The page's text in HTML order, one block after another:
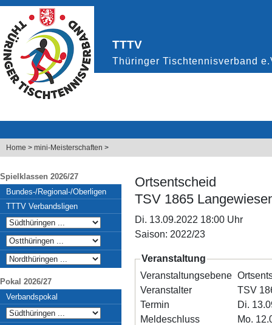
Home > mini-Meisterschaften >
Spielklassen 2026/27
Bundes-/Regional-/Oberligen
TTTV Verbandsligen
Pokal 2026/27
Verbandspokal
Ortsentscheid
TSV 1865
Di. 13.09.2022 18:00 Uhr
Saison: 2022/23
Veranstaltung
Veranstaltungsebene
Veranstalter
TSV
Termin
Di.
Meldeschluss
Mo.